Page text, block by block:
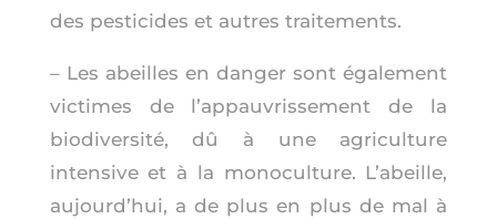
des pesticides et autres traitements.
– Les abeilles en danger sont également
victimes de l’appauvrissement de la
biodiversité, dû à une agriculture
intensive et à la monoculture. L’abeille,
aujourd’hui, a de plus en plus de mal à